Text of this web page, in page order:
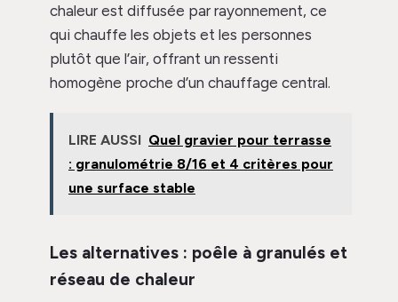
chaleur est diffusée par rayonnement, ce
qui chauffe les objets et les personnes
plutôt que l’air, offrant un ressenti
homogène proche d’un chauffage central.
LIRE AUSSI Quel gravier pour terrasse
: granulométrie 8/16 et 4 critères pour
une surface stable
Les alternatives : poêle à granulés et
réseau de chaleur